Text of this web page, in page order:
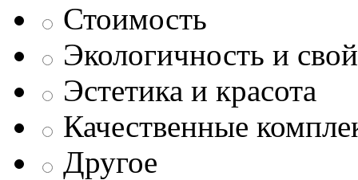
Стоимость
Экологичность и
Эстетика и красота
Качественные
Другое